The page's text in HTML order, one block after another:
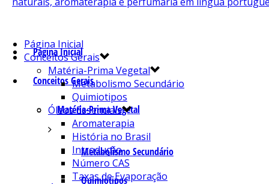
Página Inicial
Conceitos Gerais
Matéria-Prima Vegetal
Metabolismo Secundário
Quimiotipos
Página Inicial
Conceitos Gerais
Matéria-Prima Vegetal
Metabolismo Secundário
Quimiotipos
Óleos Essenciais
Aromaterapia
História no Brasil
Introdução
Número CAS
Taxas de Evaporação